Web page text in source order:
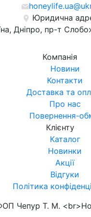
Компанія
Новини
Контакти
Доставка та
Про нас
Повернення-
Клієнту
Каталог
Новинки
Акції
Відгуки
Політика
Юридична
Дніпро, пр-т
Чепур Т. М.